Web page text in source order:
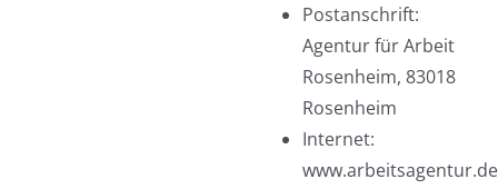
Postanschrift:
Agentur für Arbeit
Rosenheim, 83018
Rosenheim
Internet:
www.arbeitsagentur.de